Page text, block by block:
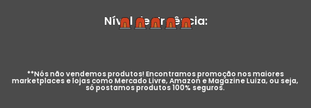
Nível de Urgência:
**Nós não vendemos produtos! Encontramos promoção nos maiores
marketplaces e lojas como Mercado Livre, Amazon e Magazine Luiza, ou seja,
só postamos produtos 100% seguros.